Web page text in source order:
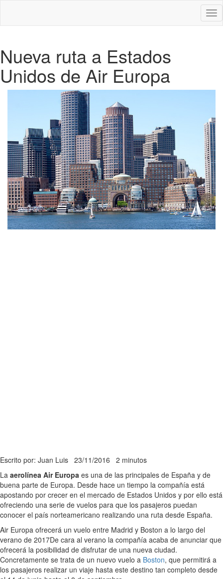
Nueva ruta a Estados
Unidos de Air Europa
Escrito por: Juan Luis 23/11/2016 2 minutos
La aerolínea Air Europa es una de las principales de España y de
buena parte de Europa. Desde hace un tiempo la compañía está
apostando por crecer en el mercado de Estados Unidos y por ello está
ofreciendo una serie de vuelos para que los pasajeros puedan
conocer el país norteamericano realizando una ruta desde España.
Air Europa ofrecerá un vuelo entre Madrid y Boston a lo largo del
verano de 2017De cara al verano la compañía acaba de anunciar que
ofrecerá la posibilidad de disfrutar de una nueva ciudad.
Concretamente se trata de un nuevo vuelo a Boston, que permitirá a
los pasajeros realizar un viaje hasta este destino tan completo desde